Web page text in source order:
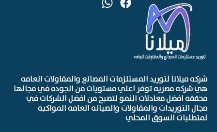
شركه ميلانا لتوريد المستلزمات المصانع والمقاولات العامه
هي شركه مصريه توفر اعلي مستويات من الجوده في مجالها
محققه افضل معادلات النمو لتصبح من افضل الشركات في
مجال التوريدات والمقاولات والصيانه العامه المواكبه
لمتطلبات السوق المحلي